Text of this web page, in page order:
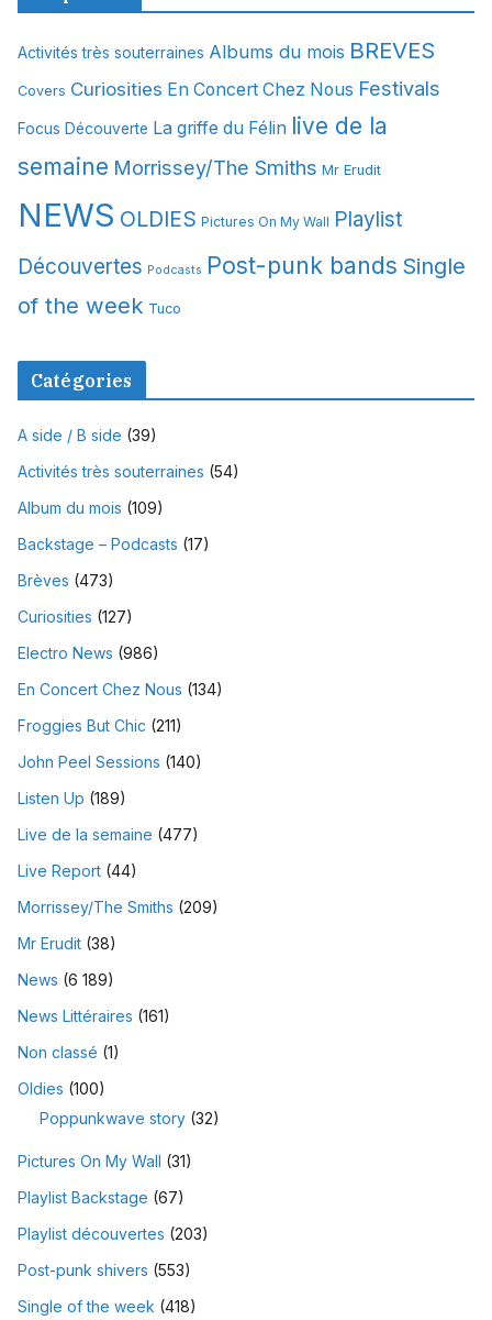
v
e
Activités très souterraines Albums du mois BREVES
Covers Curiosities En Concert Chez Nous Festivals
Focus Découverte La griffe du Félin live de la
semaine Morrissey/The Smiths Mr Erudit
NEWS OLDIES Pictures On My Wall Playlist
Découvertes Podcasts Post-punk bands Single
of the week Tuco
Catégories
A side / B side (39)
Activités très souterraines (54)
Album du mois (109)
Backstage – Podcasts (17)
Brèves (473)
Curiosities (127)
Electro News (986)
En Concert Chez Nous (134)
Froggies But Chic (211)
John Peel Sessions (140)
Listen Up (189)
Live de la semaine (477)
Live Report (44)
Morrissey/The Smiths (209)
Mr Erudit (38)
News (6 189)
News Littéraires (161)
Non classé (1)
Oldies (100)
Poppunkwave story (32)
Pictures On My Wall (31)
Playlist Backstage (67)
Playlist découvertes (203)
Post-punk shivers (553)
Single of the week (418)